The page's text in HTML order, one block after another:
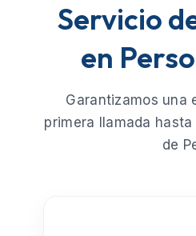
Servicio
en
Garantizamos una
primera llamada
de